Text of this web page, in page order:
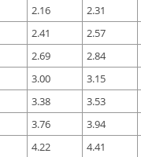
2.16 2.31
2.41 2.57
2.69 2.84
3.00 3.15
3.38 3.53
3.76 3.94
4.22 4.41